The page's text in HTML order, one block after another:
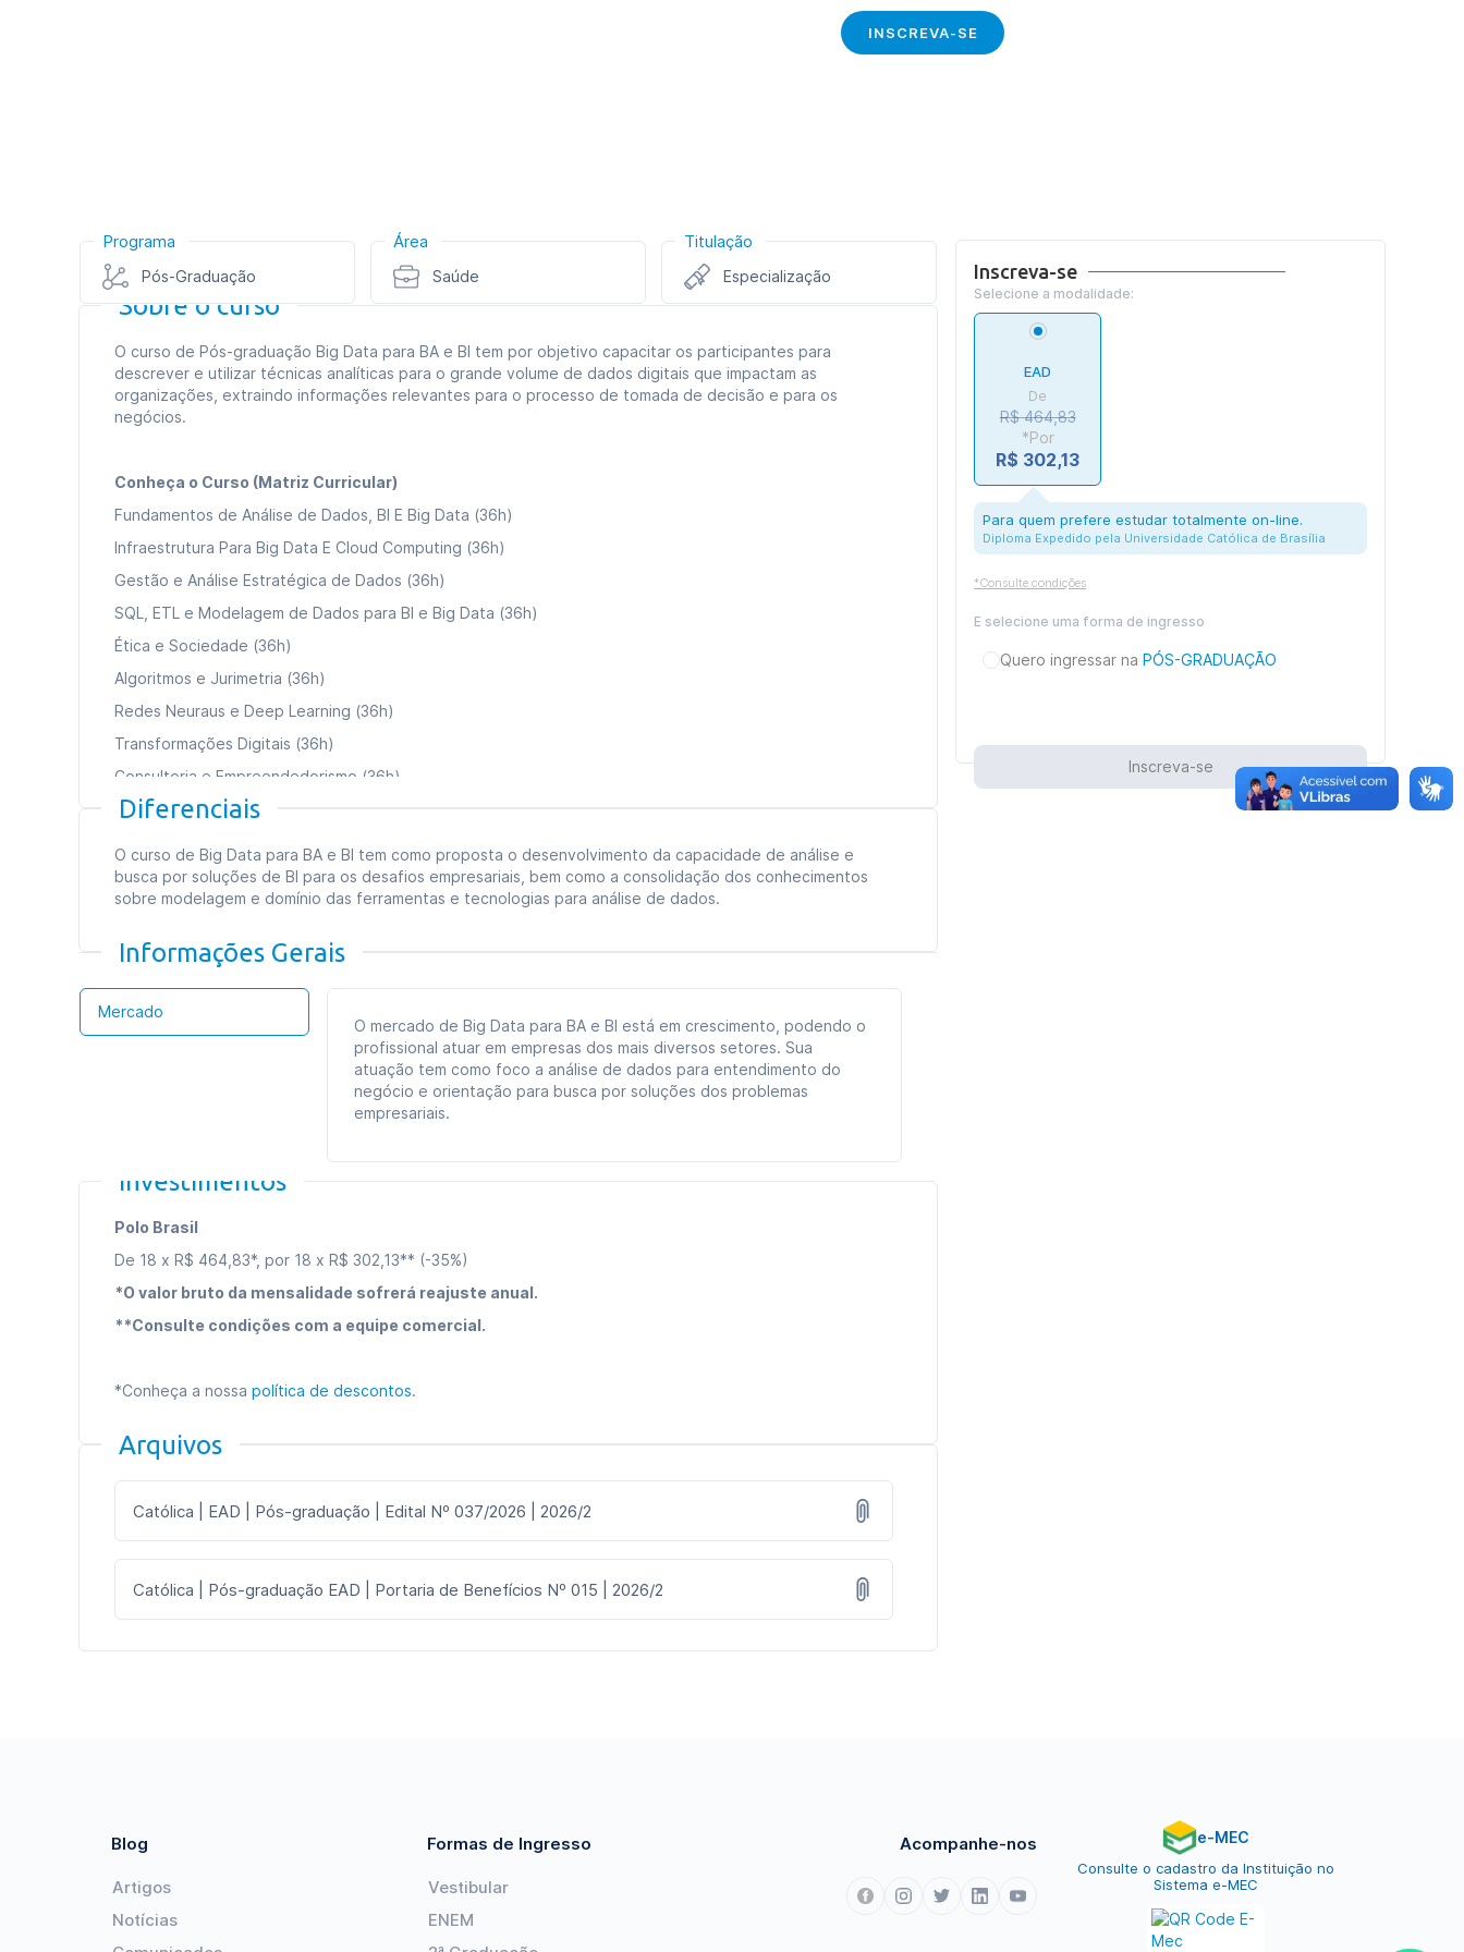
INSCREVA-SE
Programa
Pós-Graduação
Área
Saúde
Titulação
Especialização
Sobre o curso
O curso de Pós-graduação Big Data para BA e BI tem por objetivo capacitar os participantes para
descrever e utilizar técnicas analíticas para o grande volume de dados digitais que impactam as
organizações, extraindo informações relevantes para o processo de tomada de decisão e para os
negócios.
Conheça o Curso (Matriz Curricular)
Fundamentos de Análise de Dados, BI E Big Data (36h)
Infraestrutura Para Big Data E Cloud Computing (36h)
Gestão e Análise Estratégica de Dados (36h)
SQL, ETL e Modelagem de Dados para BI e Big Data (36h)
Ética e Sociedade (36h)
Algoritmos e Jurimetria (36h)
Redes Neuraus e Deep Learning (36h)
Transformações Digitais (36h)
Consultoria e Empreendedorismo (36h)
Data Mining (Mineração De Dados (36h)
Carga horária total:360h
Tipo de curso:Especialização
Duração:
09 meses
Formato das aulas:
Diferenciais
O curso de Big Data para BA e BI tem como proposta o desenvolvimento da capacidade de análise e
busca por soluções de BI para os desafios empresariais, bem como a consolidação dos conhecimentos
sobre modelagem e domínio das ferramentas e tecnologias para análise de dados.
Informações Gerais
Mercado
O mercado de Big Data para BA e BI está em crescimento, podendo o
profissional atuar em empresas dos mais diversos setores. Sua
atuação tem como foco a análise de dados para entendimento do
negócio e orientação para busca por soluções dos problemas
empresariais.
Investimentos
Polo Brasil
De 18 x R$ 464,83*, por 18 x R$ 302,13** (-35%)
*O valor bruto da mensalidade sofrerá reajuste anual.
**Consulte condições com a equipe comercial.
*Conheça a nossa política de descontos.
Arquivos
Católica | EAD | Pós-graduação | Edital Nº 037/2026 | 2026/2
Católica | Pós-graduação EAD | Portaria de Benefícios Nº 015 | 2026/2
Inscreva-se
Selecione a modalidade:
EAD
De
R$ 464,83
*Por
R$ 302,13
Para quem prefere estudar totalmente on-line.
Diploma Expedido pela Universidade Católica de Brasília
*Consulte condições
E selecione uma forma de ingresso
Quero ingressar naPÓS-GRADUAÇÃO
Inscreva-se
Blog
Artigos
Notícias
Formas de Ingresso
Vestibular
ENEM
Acompanhe-nos e-MEC
Consulte o cadastro da Instituição no
Sistema e-MEC